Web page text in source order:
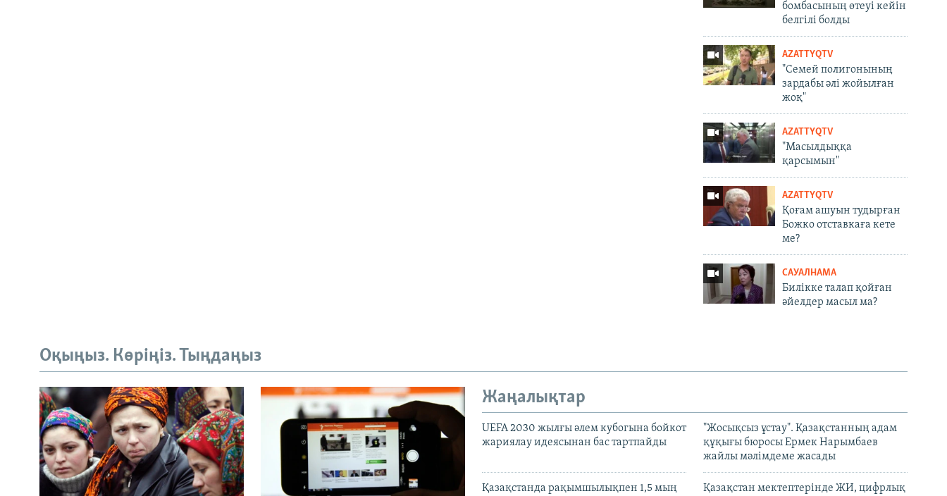
бомбасының өтеуі кейін
белгілі болды
AZATTYQTV
"Семей полигонының
зардабы әлі жойылған
жоқ"
AZATTYQTV
"Масылдыққа
қарсымын"
AZATTYQTV
Қоғам ашуын тудырған
Божко отставкаға кете
ме?
САУАЛНАМА
Билікке талап қойған
әйелдер масыл ма?
Оқыңыз. Көріңіз. Тыңдаңыз
Жаңалықтар
UEFA 2030 жылғы әлем кубогына бойкот
жариялау идеясынан бас тартпайды
"Жосықсыз ұстау". Қазақстанның адам
құқығы бюросы Ермек Нарымбаев
жайлы мәлімдеме жасады
Қазақстанда рақымшылықпен 1,5 мың
Қазақстан мектептерінде ЖИ, цифрлық